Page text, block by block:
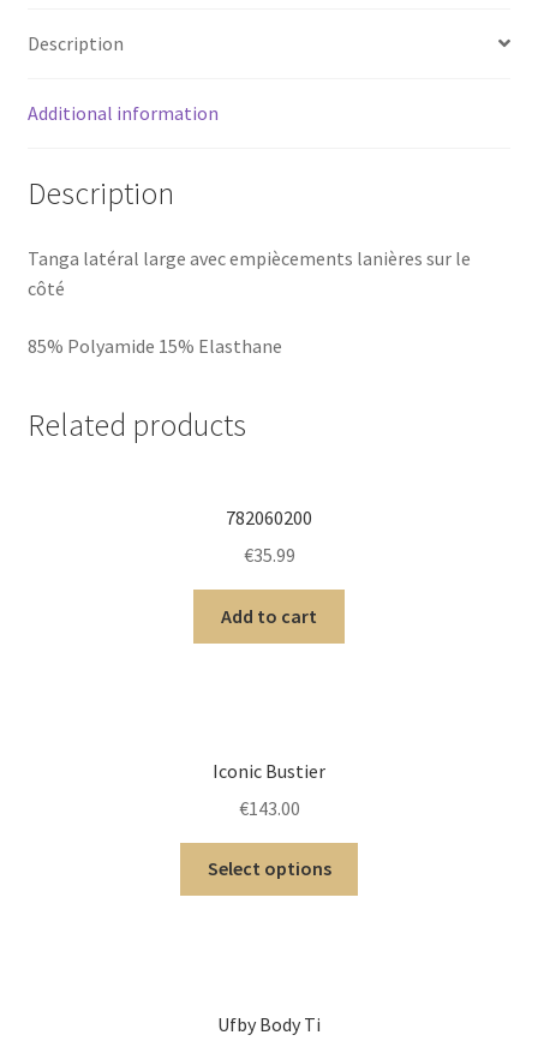
Description
Additional information
Description
Tanga latéral large avec empiècements lanières sur le
côté
85% Polyamide 15% Elasthane
Related products
782060200
€35.99
Add to cart
Iconic Bustier
€143.00
Select options
Ufby Body Ti